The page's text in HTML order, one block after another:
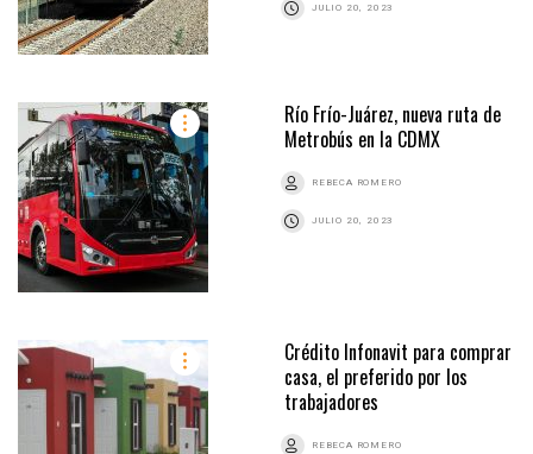
JULIO 20, 2023
Río Frío-Juárez, nueva ruta de
Metrobús en la CDMX
REBECA ROMERO
JULIO 20, 2023
Crédito Infonavit para comprar
casa, el preferido por los
trabajadores
REBECA ROMERO